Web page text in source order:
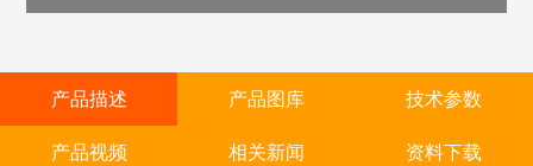
产品描述 产品图库 技术参数
产品视频 相关新闻 资料下载